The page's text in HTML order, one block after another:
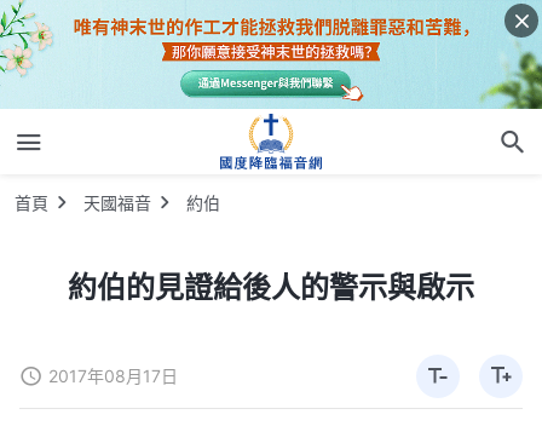
首頁 天國福音 約伯
約伯的見證給後人的警示與啟示
2017年08月17日